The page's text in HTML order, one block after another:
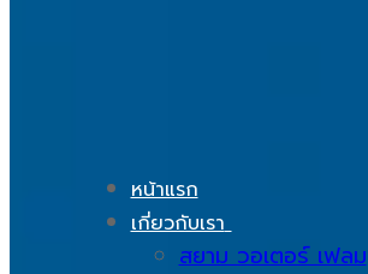
หน้าแรก
เกี่ยวกับเรา
สยาม วอเตอร์ เฟลม